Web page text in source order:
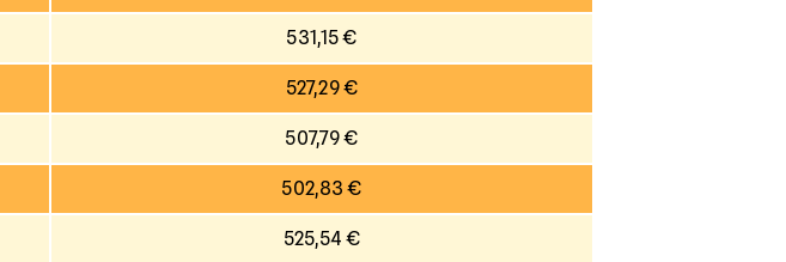
531,15 €
527,29 €
507,79 €
502,83 €
525,54 €